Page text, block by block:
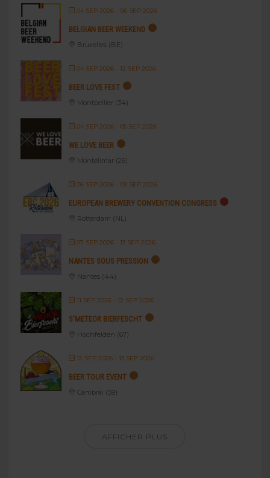
04 SEP 2026- 06 SEP 2026
BELGIAN BEER WEEKEND
Bruxelles (BE)
04 SEP 2026- 12 SEP 2026
BEER LOVE FEST
Montpellier (34)
04 SEP 2026- 05 SEP 2026
WE LOVE BEER
Montélimar (26)
06 SEP 2026- 09 SEP 2026
EUROPEAN BREWERY CONVENTION CONGRESS
Rotterdam (NL)
07 SEP 2026- 13 SEP 2026
NANTES SOUS PRESSION
Nantes (44)
11 SEP 2026- 12 SEP 2026
S’METEOR BIERFESCHT
Hochfelden (67)
12 SEP 2026- 13 SEP 2026
BEER TOUR EVENT
Cambrai (59)
AFFICHER PLUS